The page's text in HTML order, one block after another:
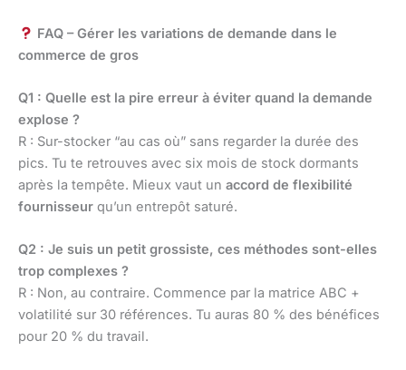
FAQ – Gérer les variations de demande dans le
commerce de gros
Q1 : Quelle est la pire erreur à éviter quand la demande
explose ?
R : Sur-stocker “au cas où” sans regarder la durée des
pics. Tu te retrouves avec six mois de stock dormants
après la tempête. Mieux vaut un accord de flexibilité
fournisseur qu’un entrepôt saturé.
Q2 : Je suis un petit grossiste, ces méthodes sont-elles
trop complexes ?
R : Non, au contraire. Commence par la matrice ABC +
volatilité sur 30 références. Tu auras 80 % des bénéfices
pour 20 % du travail.